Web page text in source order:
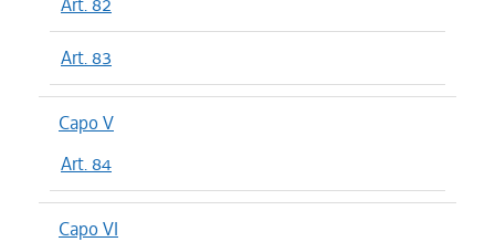
Art. 83
Capo V
Art. 84
Capo VI